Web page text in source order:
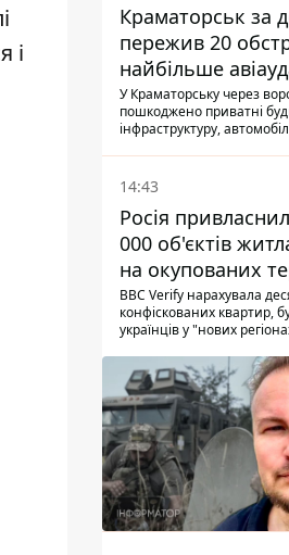
і
Краматорськ за
пережив 20
найбільше
КАБ-250
У Краматорську через
пошкоджено приватні
інфраструктуру,
14:43
Росія
000 об'єктів
на окупованих
розслідування
BBC Verify нарахувала
конфіскованих квартир,
українців у "нових